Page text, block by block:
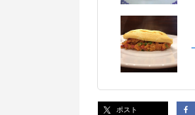
ポスト